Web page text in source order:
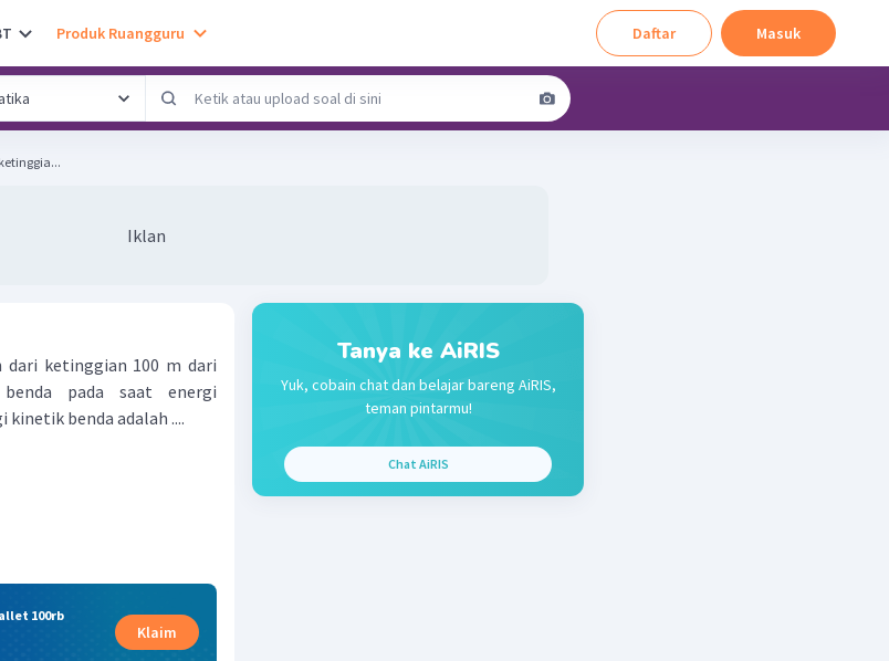
Produk Ruangguru Daftar Masuk
Iklan
dari ketinggian 100 m dari
pada saat energi
kinetik benda adalah ....
100rb
Klaim
Tanya ke AiRIS
Yuk, cobain chat dan belajar bareng AiRIS,
teman pintarmu!
Chat AiRIS